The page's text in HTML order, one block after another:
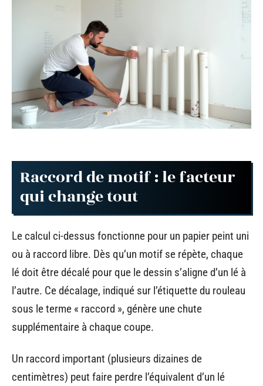
Raccord de motif : le facteur
qui change tout
Le calcul ci-dessus fonctionne pour un papier peint uni
ou à raccord libre. Dès qu’un motif se répète, chaque
lé doit être décalé pour que le dessin s’aligne d’un lé à
l’autre. Ce décalage, indiqué sur l’étiquette du rouleau
sous le terme « raccord », génère une chute
supplémentaire à chaque coupe.
Un raccord important (plusieurs dizaines de
centimètres) peut faire perdre l’équivalent d’un lé